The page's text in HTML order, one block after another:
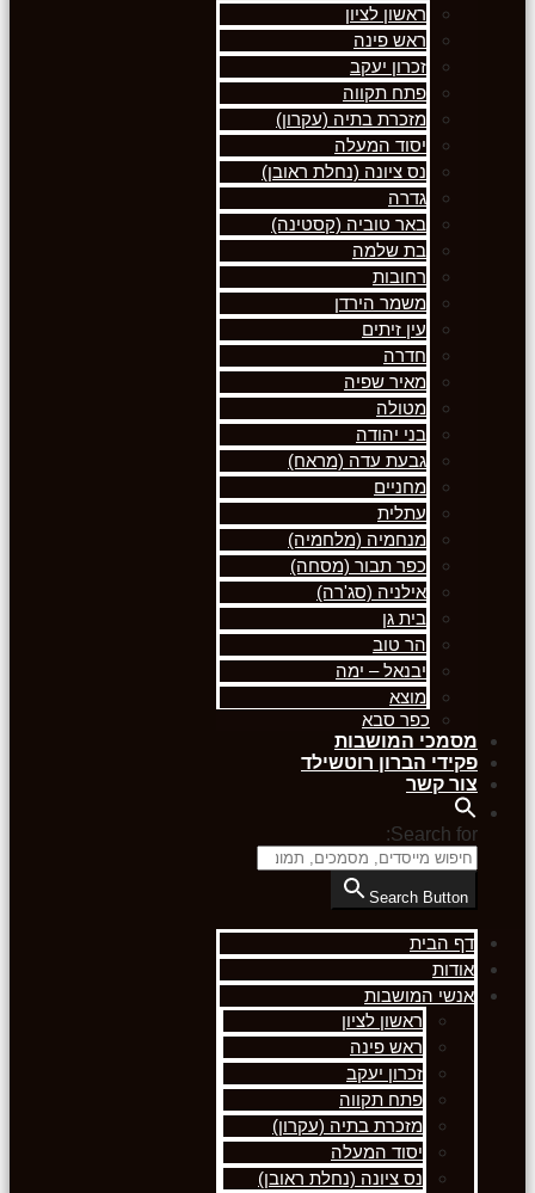
ראשון לציון
ראש פינה
זכרון יעקב
פתח תקווה
מזכרת בתיה (עקרון)
יסוד המעלה
נס ציונה (נחלת ראובן)
גדרה
באר טוביה (קסטינה)
בת שלמה
רחובות
משמר הירדן
עין זיתים
חדרה
מאיר שפיה
מטולה
בני יהודה
גבעת עדה (מראח)
מחניים
עתלית
מנחמיה (מלחמיה)
כפר תבור (מסחה)
אילניה (סג'רה)
בית גן
הר טוב
יבנאל – ימה
מוצא
כפר סבא
מסמכי המושבות
פקידי הברון רוטשילד
צור קשר
Search for:
Search Button
דף הבית
אודות
אנשי המושבות
ראשון לציון
ראש פינה
זכרון יעקב
פתח תקווה
מזכרת בתיה (עקרון)
יסוד המעלה
נס ציונה (נחלת ראובן)